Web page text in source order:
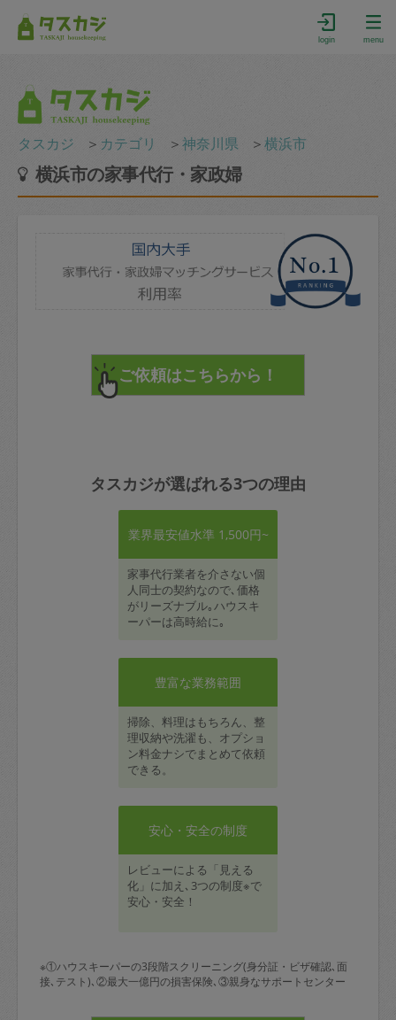
login menu
タスカジ ＞ カテゴリ ＞神奈川県 ＞横浜市
横浜市の家事代行・家政婦
タスカジが選ばれる3つの理由
業界最安値水準 1,500円~
家事代行業者を介さない個
人同士の契約なので､価格
がリーズナブル｡ハウスキ
ーパーは高時給に｡
豊富な業務範囲
掃除、料理はもちろん、整
理収納や洗濯も、オプショ
ン料金ナシでまとめて依頼
できる。
安心・安全の制度
レビューによる「見える
化」に加え､3つの制度※で
安心・安全！
※①ハウスキーパーの3段階スクリーニング(身分証・ビザ確認､面
接､テスト)､②最大一億円の損害保険､③親身なサポートセンター